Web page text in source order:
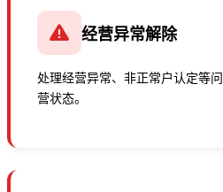
经营异常解除
处理经营异常、非正常户认定等
营状态。